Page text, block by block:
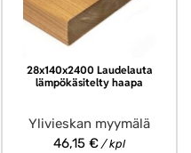
28x140x2400 Laudelauta
lämpökäsitelty haapa
Ylivieskan myymälä
46,15 € / kpl